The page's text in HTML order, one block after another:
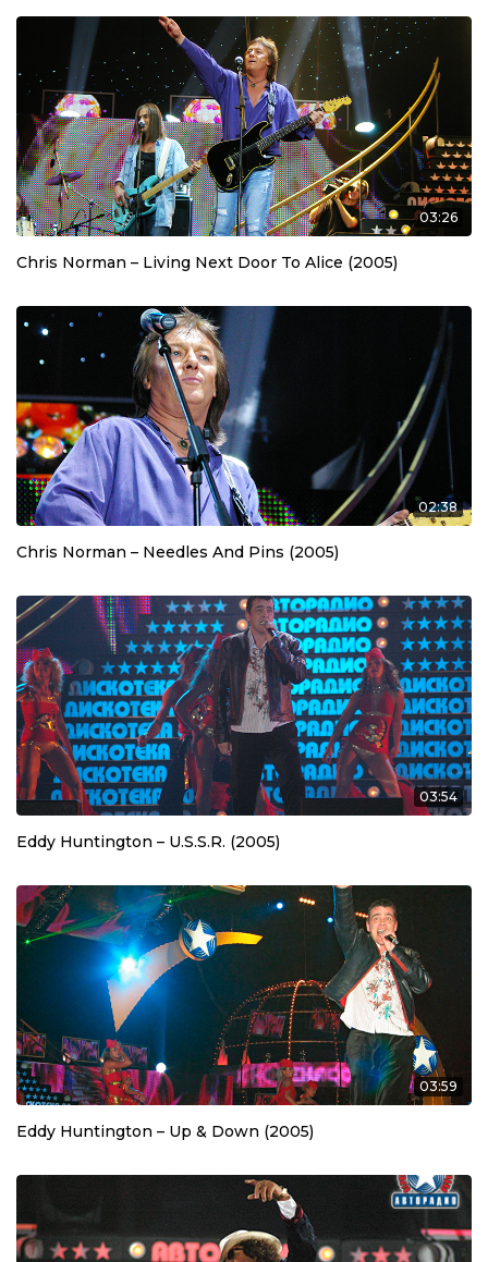
03:26
Chris Norman – Living Next Door To Alice (2005)
02:38
Chris Norman – Needles And Pins (2005)
03:54
Eddy Huntington – U.S.S.R. (2005)
03:59
Eddy Huntington – Up & Down (2005)